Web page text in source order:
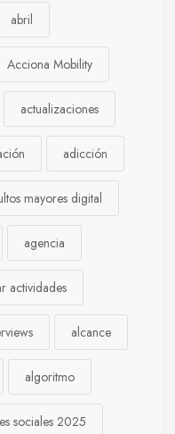
abril
Acciona Mobility
actualizaciones
adicción
mayores digital
agencia
actividades
alcance
algoritmo
sociales 2025